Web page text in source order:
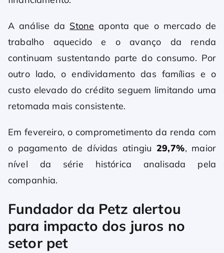
A análise da Stone aponta que o mercado de
trabalho aquecido e o avanço da renda
continuam sustentando parte do consumo. Por
outro lado, o endividamento das famílias e o
custo elevado do crédito seguem limitando uma
retomada mais consistente.
Em fevereiro, o comprometimento da renda com
o pagamento de dívidas atingiu 29,7%, maior
nível da série histórica analisada pela
companhia.
Fundador da Petz alertou
para impacto dos juros no
setor pet